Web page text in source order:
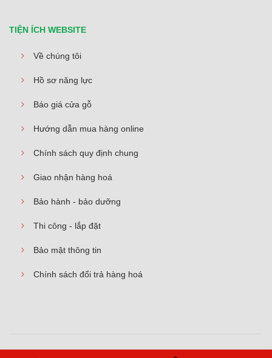
TIỆN ÍCH WEBSITE
Về chúng tôi
Hồ sơ năng lực
Báo giá cửa gỗ
Hướng dẫn mua hàng online
Chính sách quy định chung
Giao nhận hàng hoá
Bảo hành - bảo dưỡng
Thi công - lắp đặt
Bảo mật thông tin
Chính sách đổi trả hàng hoá